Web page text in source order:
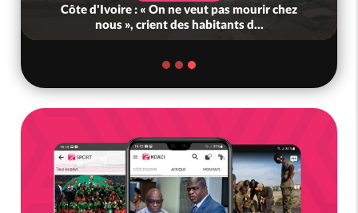
Côte d'Ivoire : « On ne veut pas mourir chez
nous », crient des habitants d...